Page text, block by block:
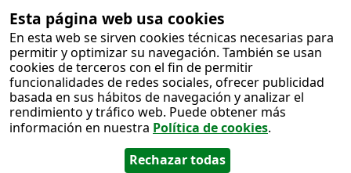
Esta página web usa cookies
En esta web se sirven cookies técnicas necesarias para
permitir y optimizar su navegación. También se usan
cookies de terceros con el fin de permitir
funcionalidades de redes sociales, ofrecer publicidad
basada en sus hábitos de navegación y analizar el
rendimiento y tráfico web. Puede obtener más
información en nuestra Política de cookies.